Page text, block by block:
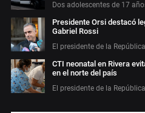
Dos adolescentes de 17
Presidente Orsi destacó
Gabriel Rossi
El presidente de la
CTI neonatal en Rivera
en el norte del país
El presidente de la